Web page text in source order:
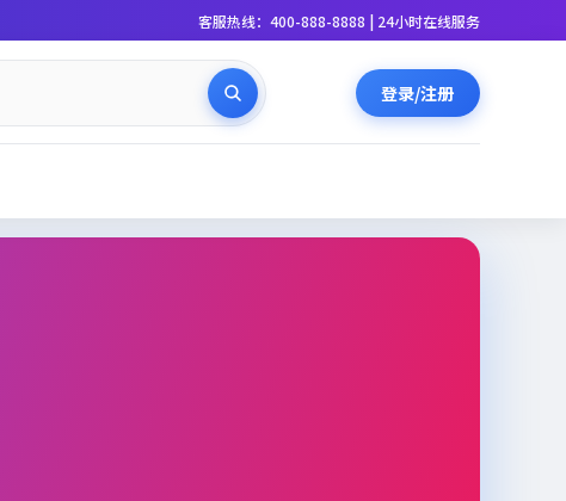
客服热线：400-888-8888 | 24小时在线服务
登录/注册